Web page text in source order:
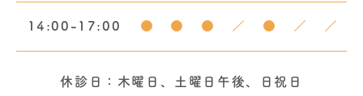
14:00-17:00 ● ● ● ／ ● ／ ／
休診日：木曜日、土曜日午後、日祝日